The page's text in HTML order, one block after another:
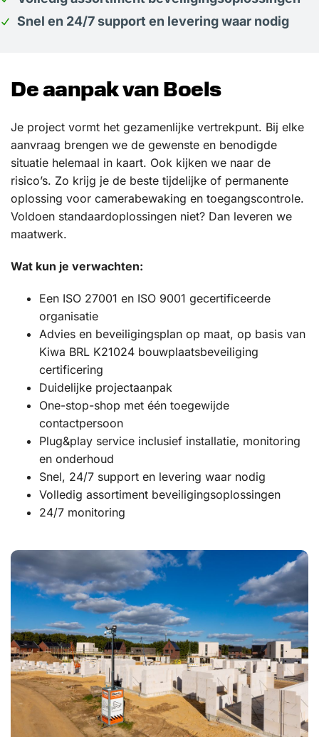
Snel en 24/7 support en levering waar nodig
De aanpak van Boels
Je project vormt het gezamenlijke vertrekpunt. Bij elke
aanvraag brengen we de gewenste en benodigde
situatie helemaal in kaart. Ook kijken we naar de
risico’s. Zo krijg je de beste tijdelijke of permanente
oplossing voor camerabewaking en toegangscontrole.
Voldoen standaardoplossingen niet? Dan leveren we
maatwerk.
Wat kun je verwachten:
Een ISO 27001 en ISO 9001 gecertificeerde
organisatie
Advies en beveiligingsplan op maat, op basis van
Kiwa BRL K21024 bouwplaatsbeveiliging
certificering
Duidelijke projectaanpak
One-stop-shop met één toegewijde
contactpersoon
Plug&play service inclusief installatie, monitoring
en onderhoud
Snel, 24/7 support en levering waar nodig
Volledig assortiment beveiligingsoplossingen
24/7 monitoring